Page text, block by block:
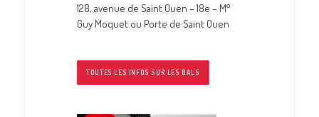
128, avenue de Saint Ouen – 18e – M°
Guy Moquet ou Porte de Saint Ouen
TOUTES LES INFOS SUR LES BALS